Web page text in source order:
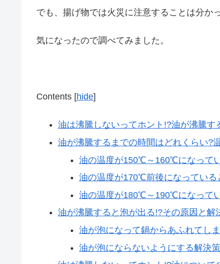
でも、揚げ物では火災に注意することは分か
気になったので調べてみました。
Contents [hide]
油は沸騰しないってホント!?油が沸騰す
油が沸騰するまでの時間はどれくらい?
油の温度が150℃～160℃になって
油の温度が170℃前後になっている
油の温度が180℃～190℃になって
油が沸騰すると泡が出る!?その原因と解
油が泡になって鍋からあふれてし
油が泡にならないようにする解決